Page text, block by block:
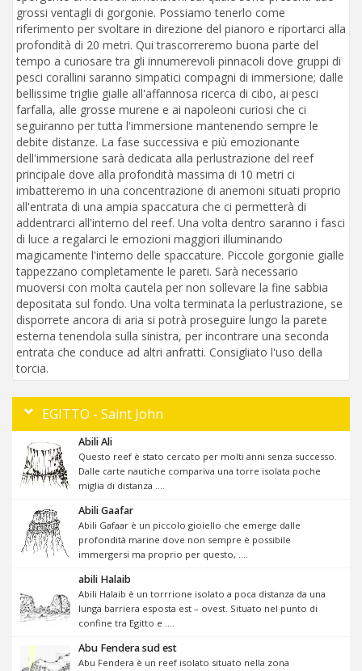
grossi ventagli di gorgonie. Possiamo tenerlo come
riferimento per svoltare in direzione del pianoro e riportarci alla
profondità di 20 metri. Qui trascorreremo buona parte del
tempo a curiosare tra gli innumerevoli pinnacoli dove gruppi di
pesci corallini saranno simpatici compagni di immersione; dalle
bellissime triglie gialle all'affannosa ricerca di cibo, ai pesci
farfalla, alle grosse murene e ai napoleoni curiosi che ci
seguiranno per tutta l'immersione mantenendo sempre le
debite distanze. La fase successiva e più emozionante
dell'immersione sarà dedicata alla perlustrazione del reef
principale dove alla profondità massima di 10 metri ci
imbatteremo in una concentrazione di anemoni situati proprio
all'entrata di una ampia spaccatura che ci permetterà di
addentrarci all'interno del reef. Una volta dentro saranno i fasci
di luce a regalarci le emozioni maggiori illuminando
magicamente l'interno delle spaccature. Piccole gorgonie gialle
tappezzano completamente le pareti. Sarà necessario
muoversi con molta cautela per non sollevare la fine sabbia
depositata sul fondo. Una volta terminata la perlustrazione, se
disporrete ancora di aria si potrà proseguire lungo la parete
esterna tenendola sulla sinistra, per incontrare una seconda
entrata che conduce ad altri anfratti. Consigliato l'uso della
torcia.
EGITTO - Saint John
Abili Ali
Questo reef è stato cercato per molti anni senza successo.
Dalle carte nautiche compariva una torre isolata poche
miglia di distanza ....
Abili Gaafar
Abili Gafaar è un piccolo gioiello che emerge dalle
profondità marine dove non sempre è possibile
immergersi ma proprio per questo, ....
abili Halaib
Abili Halaib è un torrrione isolato a poca distanza da una
lunga barriera esposta est – ovest. Situato nel punto di
confine tra Egitto e ....
Abu Fendera sud est
Abu Fendera è un reef isolato situato nella zona